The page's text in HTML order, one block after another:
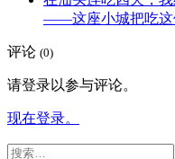
——这座小城把吃这
评论 (0)
请登录以参与评论。
现在登录。
搜